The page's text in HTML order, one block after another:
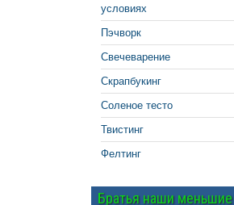
условиях
Пэчворк
Свечеварение
Скрапбукинг
Соленое тесто
Твистинг
Фелтинг
Братья наши меньшие